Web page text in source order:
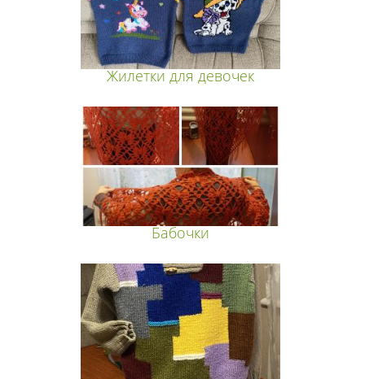
Жилетки для девочек
Бабочки